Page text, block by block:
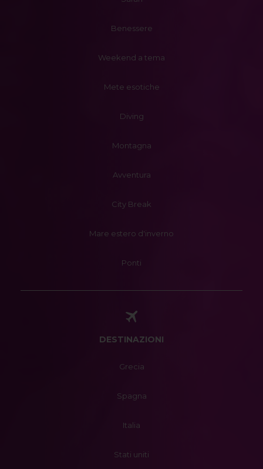
Benessere
Weekend a tema
Mete esotiche
Diving
Montagna
Avventura
City Break
Mare estero d'inverno
Ponti
DESTINAZIONI
Grecia
Spagna
Italia
Stati uniti